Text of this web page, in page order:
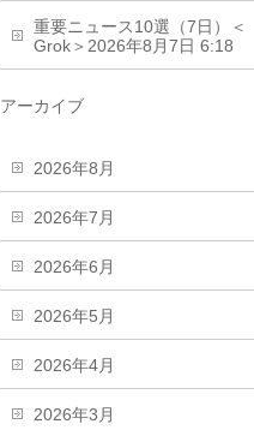
重要ニュース10選（7日）＜
Grok＞2026年8月7日 6:18
アーカイブ
2026年8月
2026年7月
2026年6月
2026年5月
2026年4月
2026年3月